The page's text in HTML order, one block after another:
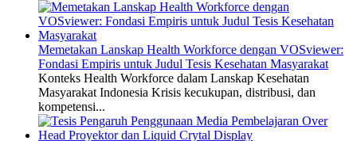
Memetakan Lanskap Health Workforce dengan VOSviewer:
Fondasi Empiris untuk Judul Tesis Kesehatan Masyarakat
Konteks Health Workforce dalam Lanskap Kesehatan
Masyarakat Indonesia Krisis kecukupan, distribusi, dan
kompetensi...